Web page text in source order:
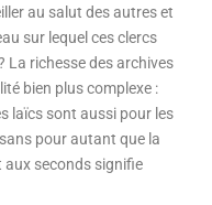
au salut des autres et
sur lequel ces clercs
La richesse des archives
bien plus complexe :
laïcs sont aussi pour les
pour autant que la
aux seconds signifie